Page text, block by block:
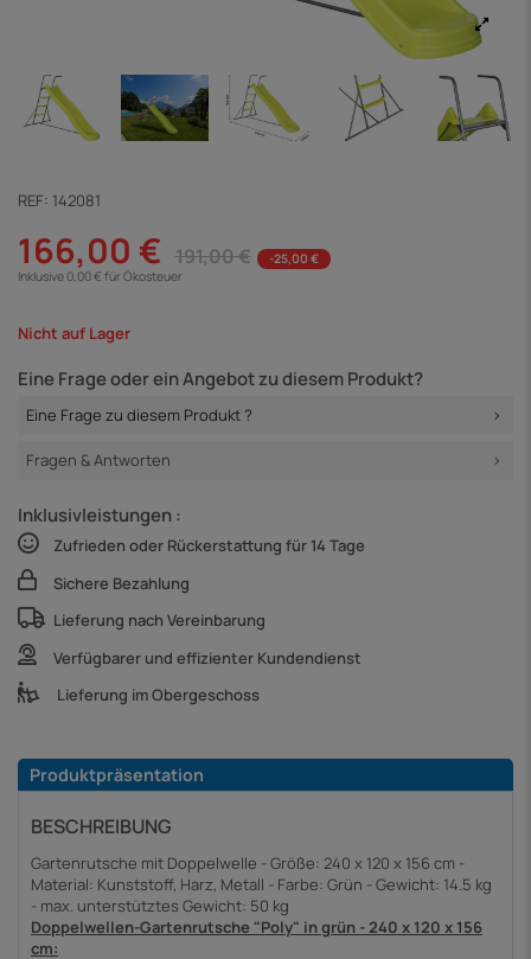
REF: 142081
166,00 € 191,00 €
-25,00 €
Inklusive 0,00 € für Ökosteuer
Nicht auf Lager
Eine Frage oder ein Angebot zu diesem Produkt?
Eine Frage zu diesem Produkt ?
Fragen & Antworten
Inklusivleistungen :
Zufrieden oder Rückerstattung für 14 Tage
Sichere Bezahlung
Lieferung nach Vereinbarung
Verfügbarer und effizienter Kundendienst
Lieferung im Obergeschoss
Produktpräsentation
BESCHREIBUNG
Gartenrutsche mit Doppelwelle - Größe: 240 x 120 x 156 cm -
Material: Kunststoff, Harz, Metall - Farbe: Grün - Gewicht: 14.5 kg
- max. unterstütztes Gewicht: 50 kg
Doppelwellen-Gartenrutsche "Poly" in grün - 240 x 120 x 156
cm: